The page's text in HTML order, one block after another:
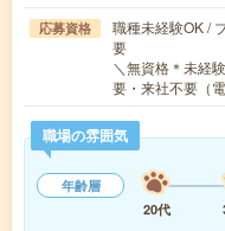
応募資格
職種未経験OK /
要
＼無資格＊未経
要・来社不要（
職場の雰囲気
年齢層
20代